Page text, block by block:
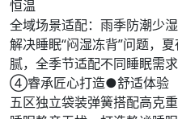
恒温
全域场景适配：雨季防潮少
解决睡眠“闷湿冻背”问题，
腻，全季节适配不同睡眠需求
④睿承匠心打造●舒适体验
五区独立袋装弹簧搭配高克